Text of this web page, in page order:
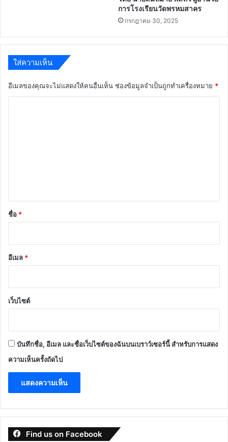
การโรงเรียนวัดพรหมสาคร
กรกฎาคม 30, 2025
ใส่ความเห็น
อีเมลของคุณจะไม่แสดงให้คนอื่นเห็น ช่องข้อมูลจำเป็นถูกทำเครื่องหมาย *
*
ชื่อ *
อีเมล *
เว็บไซต์
บันทึกชื่อ, อีเมล และชื่อเว็บไซต์ของฉันบนเบราว์เซอร์นี้ สำหรับการแสดง
ความเห็นครั้งถัดไป
Find us on Facebook